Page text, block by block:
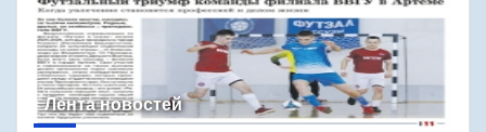
Лента новостей